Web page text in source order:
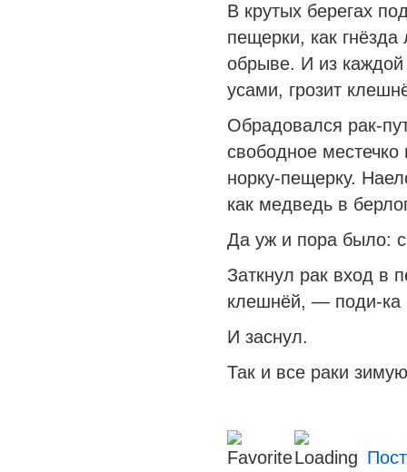
В крутых берегах
пещерки, как
обрыве. И из
усами, грозит
Обрадовался рак-
свободное
норку-пещерку.
как медведь в
Да уж и пора было:
Заткнул рак вход в
клешнёй, — поди-ка
И заснул.
Так и все раки